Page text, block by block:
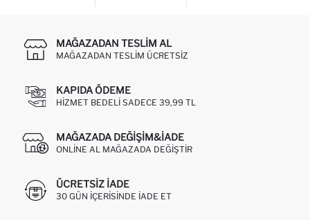
MAĞAZADAN TESLIM AL
MAĞAZADAN TESLIM ÜCRETSIZ
KAPIDA ÖDEME
HIZMET BEDELI SADECE 39,99 TL
MAĞAZADA DEĞIŞIM&İADE
ONLINE AL MAĞAZADA DEĞIŞTIR
ÜCRETSIZ IADE
30 GÜN IÇERISINDE IADE ET